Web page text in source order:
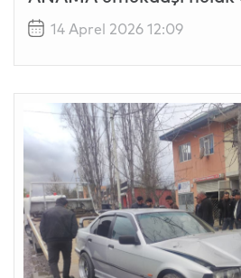
14 Aprel 2026 12:09